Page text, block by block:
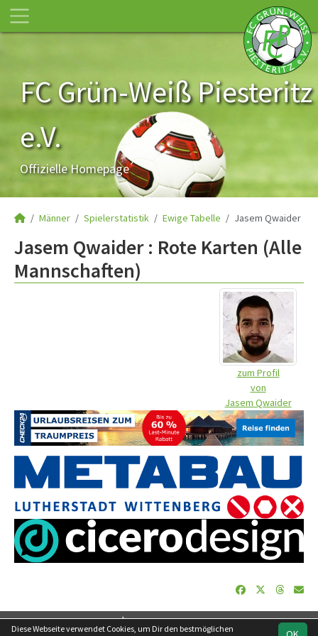
FC Grün-Weiß Piesteritz
e.V.
Offizielle Homepage
Männer Spielerstatistik Ewige Tabelle Jasem Qwaider
Jasem Qwaider : Rote Karten (Alle
Mannschaften)
zum Profil
von
Jasem Qwaider
soccero.de
Diese Webseite verwendet Cookies, um Dir den bestmöglichen